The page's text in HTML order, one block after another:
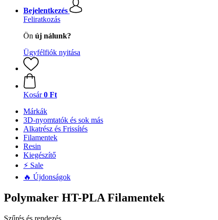
Bejelentkezés
Feliratkozás
Ön új nálunk?
Ügyfélfiók nyitása
Kosár 0 Ft
Márkák
3D-nyomtatók és sok más
Alkatrész és Frissítés
Filamentek
Resin
Kiegészítő
⚡ Sale
🔥 Újdonságok
Polymaker HT-PLA Filamentek
Szűrés és rendezés